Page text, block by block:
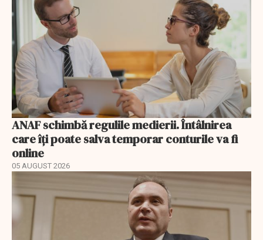
ANAF schimbă regulile medierii. Întâlnirea
care îți poate salva temporar conturile va fi
online
05 AUGUST 2026